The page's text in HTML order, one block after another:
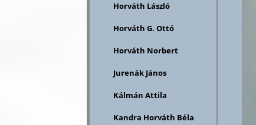
Horváth László
Horváth G. Ottó
Horváth Norbert
Jurenák János
Kálmán Attila
Kandra Horváth Béla